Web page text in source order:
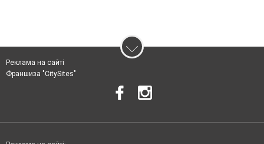
Реклама на сайті
Франшиза "CitySites"